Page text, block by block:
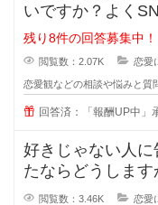
いですか？よく
を見ていたりする
残り8件の回答募集中！
閲覧数：2.07K 恋愛
恋愛観などの相談や悩みと質
回答済：「報酬UP中」
好きじゃない人
たならどうしますか？ 好意を持ってい
からの告白、結構
閲覧数：3.46K 恋愛